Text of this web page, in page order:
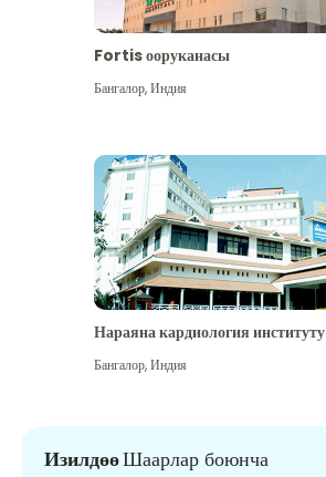
Fortis ооруканасы
Бангалор,Индия
Нараяна кардиология институту
Бангалор,Индия
ИзилдөөШаарлар боюнча